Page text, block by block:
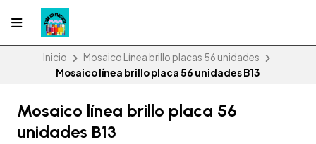
Inicio
Mosaico Línea brillo placas 56 unidades
Mosaico línea brillo placa 56 unidades B13
Mosaico línea brillo placa 56
unidades B13